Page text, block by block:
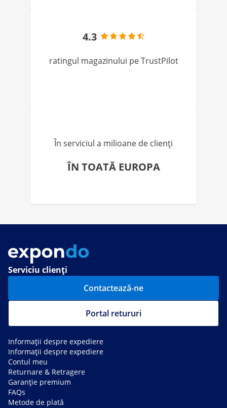
4.3
ratingul magazinului pe TrustPilot
În serviciul a milioane de clienți
ÎN TOATĂ EUROPA
Serviciu clienți
Contactează-ne
Portal retururi
Informații despre expediere
Informații despre expediere
Contul meu
Returnare & Retragere
Garanție premium
FAQs
Metode de plată